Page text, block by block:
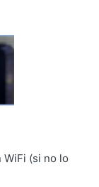
(si no lo